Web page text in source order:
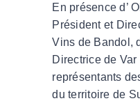
En présence d’
Président et
Vins de Bandol,
Directrice de
représentants
du territoire de